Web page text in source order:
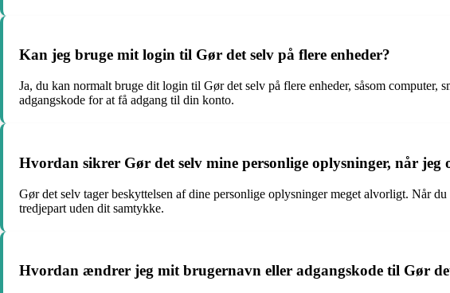
Kan jeg bruge mit login til Gør det selv på flere enheder?
Ja, du kan normalt bruge dit login til Gør det selv på flere enheder, såsom computer,
adgangskode for at få adgang til din konto.
Hvordan sikrer Gør det selv mine personlige oplysninger, når jeg
Gør det selv tager beskyttelsen af dine personlige oplysninger meget alvorligt. Når
tredjepart uden dit samtykke.
Hvordan ændrer jeg mit brugernavn eller adgangskode til Gør